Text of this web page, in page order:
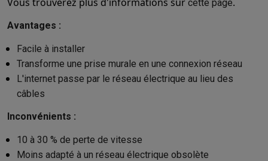
cette page
Avantages :
Facile à installer
Transforme une prise murale en une connexion réseau
L'internet passe par le réseau électrique au lieu des
câbles
Inconvénients :
10 à 30 % de perte de vitesse
Moins adapté à un réseau électrique obsolète